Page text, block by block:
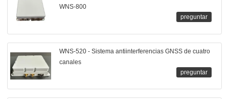
WNS-800
preguntar
WNS-520 - Sistema antiinterferencias GNSS de cuatro
canales
preguntar